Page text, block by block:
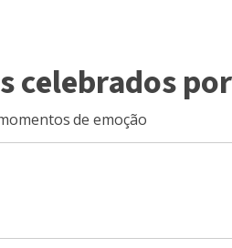
celebrados
de emoção